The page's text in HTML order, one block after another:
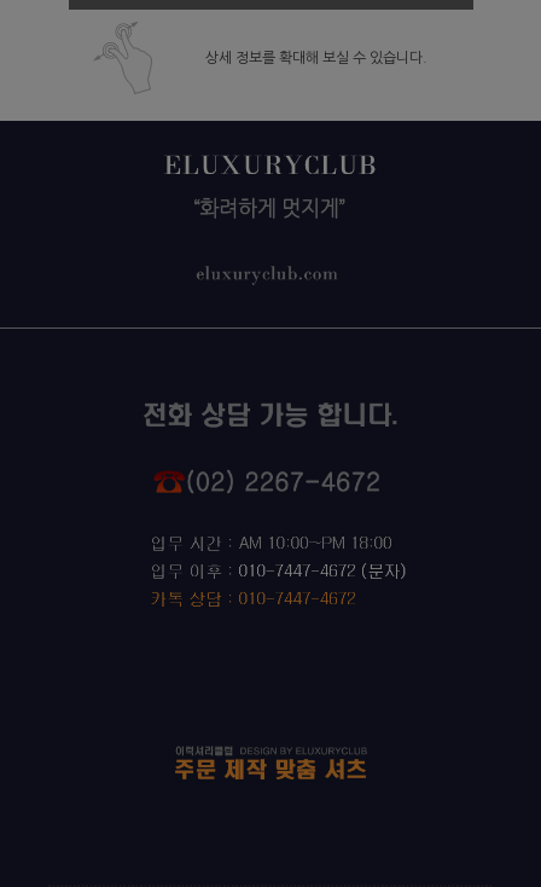
상세 정보를 확대해 보실 수 있습니다.